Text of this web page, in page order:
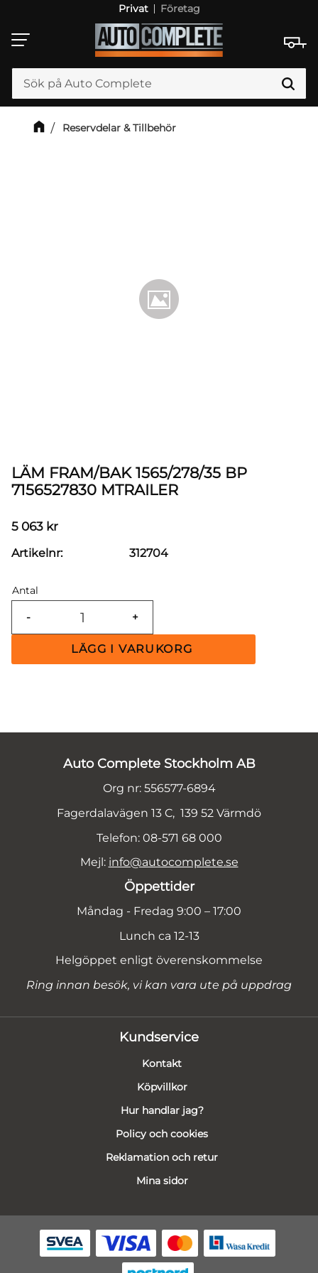
Meny
Privat Företag
Reservdelar & Tillbehör
LÄM FRAM/BAK 1565/278/35 BP
7156527830 MTRAILER
5 063 kr
Antal
+
-
Artikelnr 312704
Auto Complete Stockholm AB
Org nr: 556577-6894
Fagerdalavägen 13 C, 139 52 Värmdö
Telefon: 08-571 68 000
Mejl: info@autocomplete.se
Öppettider
Måndag - Fredag 9:00 – 17:00
Lunch ca 12-13
Helgöppet enligt överenskommelse
Ring innan besök, vi kan vara ute på uppdrag
Kundservice
Kontakt
Köpvillkor
Hur handlar jag?
Policy och cookies
Reklamation och retur
Mina sidor